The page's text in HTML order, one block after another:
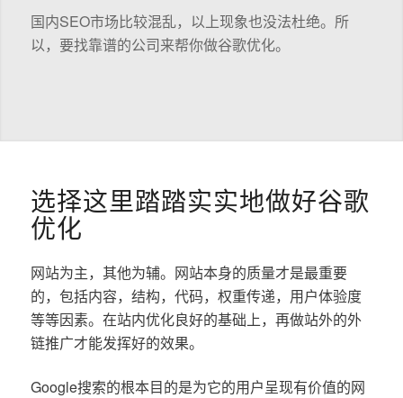
国内SEO市场比较混乱，以上现象也没法杜绝。所
以，要找靠谱的公司来帮你做谷歌优化。
选择这里踏踏实实地做好谷歌
优化
网站为主，其他为辅。网站本身的质量才是最重要
的，包括内容，结构，代码，权重传递，用户体验度
等等因素。在站内优化良好的基础上，再做站外的外
链推广才能发挥好的效果。
Google搜索的根本目的是为它的用户呈现有价值的网